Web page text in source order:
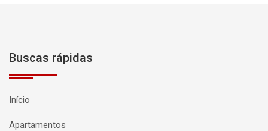
Buscas rápidas
Início
Apartamentos